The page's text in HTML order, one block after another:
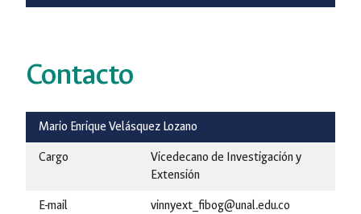
Contacto
Mario Enrique Velásquez Lozano
Cargo
Vicedecano de Investigación y
Extensión
E-mail
vinnyext_fibog@unal.edu.co